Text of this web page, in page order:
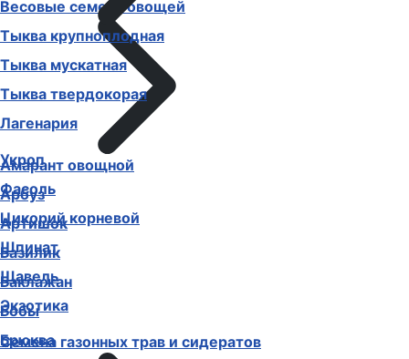
Весовые семена овощей
Амарант овощной
Арбуз
Артишок
Базилик
Баклажан
Бобы
Брюква
Тыква крупноплодная
Тыква мускатная
Тыква твердокорая
Лагенария
Укроп
Фасоль
Цикорий корневой
Шпинат
Щавель
Экзотика
Семена газонных трав и сидератов